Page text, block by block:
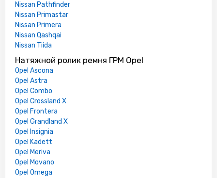
Nissan Pathfinder
Nissan Primastar
Nissan Primera
Nissan Qashqai
Nissan Tiida
Натяжной ролик ремня ГРМ Opel
Opel Ascona
Opel Astra
Opel Combo
Opel Crossland X
Opel Frontera
Opel Grandland X
Opel Insignia
Opel Kadett
Opel Meriva
Opel Movano
Opel Omega